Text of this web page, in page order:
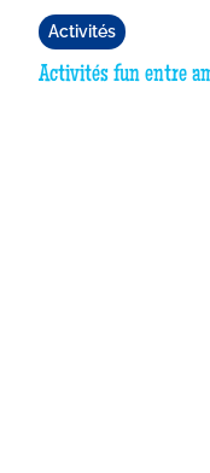
Activités
Activités fun entre